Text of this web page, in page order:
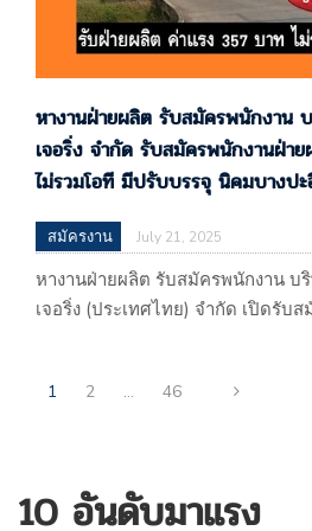
หางานฝ่ายผลิต รับสมัครพนักงาน
เจอริ่ง จำกัด รับสมัครพนักงานฝ่า
ไม่รวมโอที มีปรับบรรจุ นิคมบางป
สมัครงาน July 21, 2025
หางานฝ่ายผลิต รับสมัครพนักงาน
เจอริ่ง (ประเทศไทย) จำกัด เปิดรับ
(ประเทศไทย) จำกัด 718 หมู่ที่ 2 นิ
พาหนะและเครื่องใช้ไฟฟ้า) แผนที่
: https://maps.app.goo.gl/
1 2 … 46
10 อันดับมาแรง